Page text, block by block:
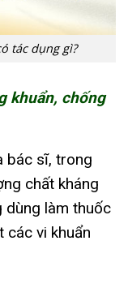
tác dụng gì?
khuẩn, chống
bác sĩ, trong
chất kháng
dùng làm thuốc
các vi khuẩn